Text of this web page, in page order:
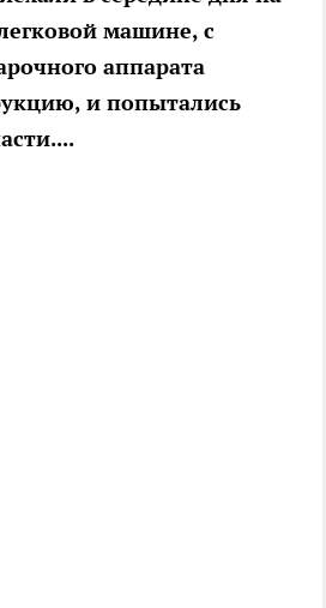
машине, с
аппарата
и попытались